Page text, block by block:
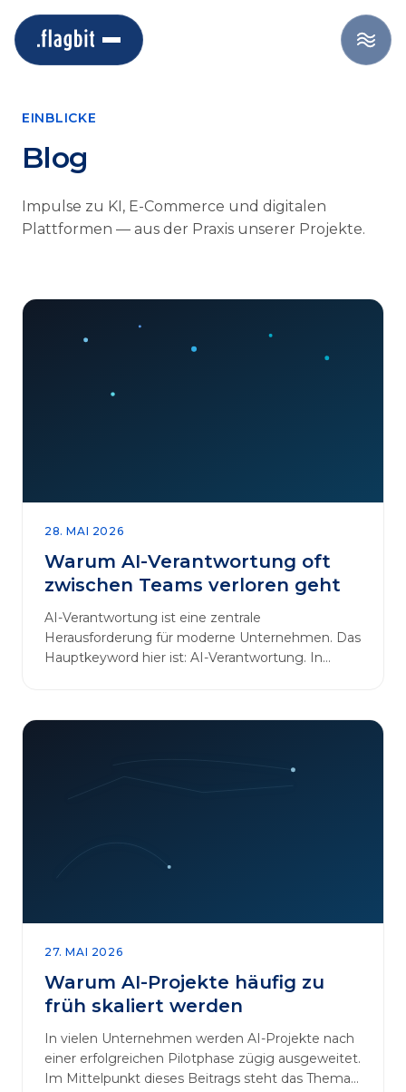
EINBLICKE
Blog
Impulse zu KI, E-Commerce und digitalen
Plattformen — aus der Praxis unserer Projekte.
28. MAI 2026
Warum AI-Verantwortung oft
zwischen Teams verloren geht
AI-Verantwortung ist eine zentrale
Herausforderung für moderne Unternehmen. Das
Hauptkeyword hier ist: AI-Verantwortung. In
27. MAI 2026
Warum AI-Projekte häufig zu
früh skaliert werden
In vielen Unternehmen werden AI-Projekte nach
einer erfolgreichen Pilotphase zügig ausgeweitet.
Im Mittelpunkt dieses Beitrags steht das Thema